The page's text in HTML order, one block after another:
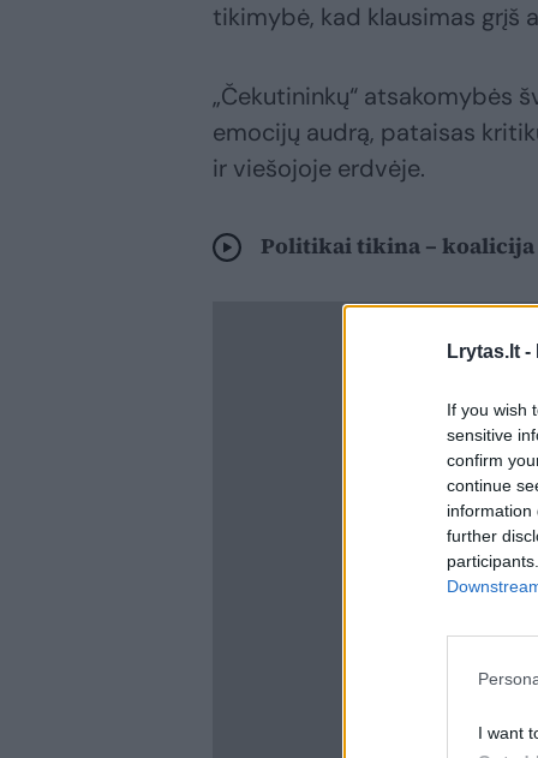
Lrytas.lt -
If you wish
sensitive
confirm
continue
information
further
I want
tikimybė, kad klausimas
„Čekutininkų“ atsakomybės
emocijų audrą, pataisas
ir viešojoje erdvėje.
Politikai tikina – koalicija